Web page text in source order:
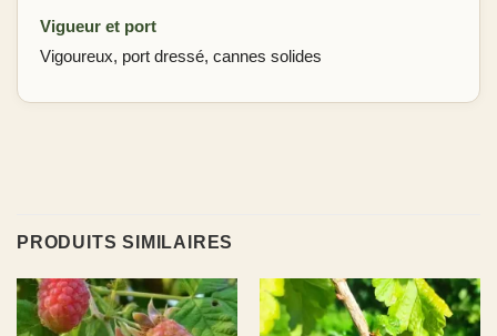
Vigueur et port
Vigoureux, port dressé, cannes solides
PRODUITS SIMILAIRES